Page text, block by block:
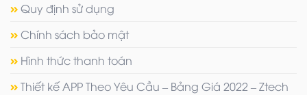
Quy định sử dụng
Chính sách bảo mật
Hình thức thanh toán
Thiết kế APP Theo Yêu Cầu – Bảng Giá 2022 – Ztech